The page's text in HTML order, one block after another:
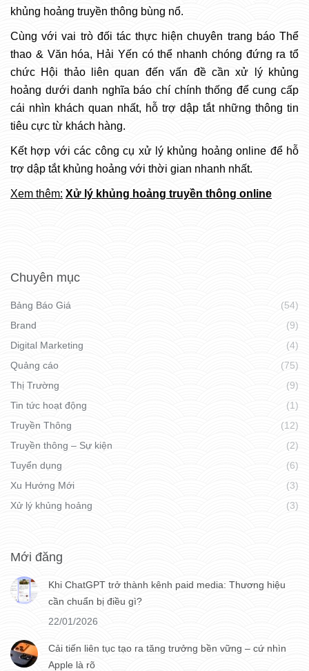
khủng hoảng truyền thông bùng nổ.
Cùng với vai trò đối tác thực hiện chuyên trang báo Thể
thao & Văn hóa, Hải Yến có thể nhanh chóng đứng ra tổ
chức Hội thảo liên quan đến vấn đề cần xử lý khủng
hoảng dưới danh nghĩa báo chí chính thống để cung cấp
cái nhìn khách quan nhất, hỗ trợ dập tắt những thông tin
tiêu cực từ khách hàng.
Kết hợp với các công cụ xử lý khủng hoảng online để hỗ
trợ dập tắt khủng hoảng với thời gian nhanh nhất.
Xem thêm: Xử lý khủng hoảng truyền thông online
Chuyên mục
Bảng Báo Giá
(54)
Brand
(9)
Digital Marketing
(4)
Quảng cáo
(75)
Thị Trường
(9)
Tin tức hoạt động
(1)
Truyền Thông
(12)
Truyền thông – Sự kiện
(2)
Tuyển dụng
(6)
Xu Hướng Mới
(3)
Xử lý khủng hoảng
(3)
Mới đăng
Khi ChatGPT trở thành kênh paid media: Thương hiệu
cần chuẩn bị điều gì?
22/01/2026
Cải tiến liên tục tạo ra tăng trưởng bền vững – cứ nhìn
Apple là rõ